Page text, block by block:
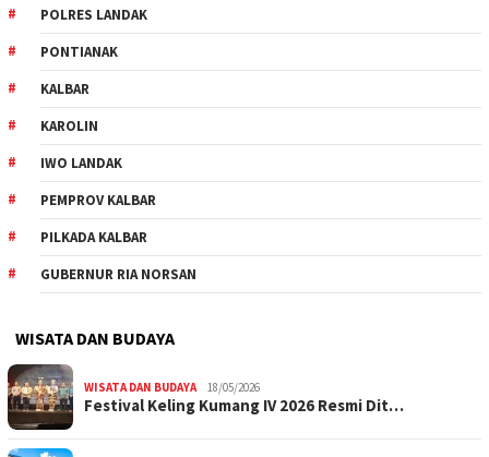
POLRES LANDAK
PONTIANAK
KALBAR
KAROLIN
IWO LANDAK
PEMPROV KALBAR
PILKADA KALBAR
GUBERNUR RIA NORSAN
WISATA DAN BUDAYA
WISATA DAN BUDAYA 18/05/2026
Festival Keling Kumang IV 2026 Resmi Dit…